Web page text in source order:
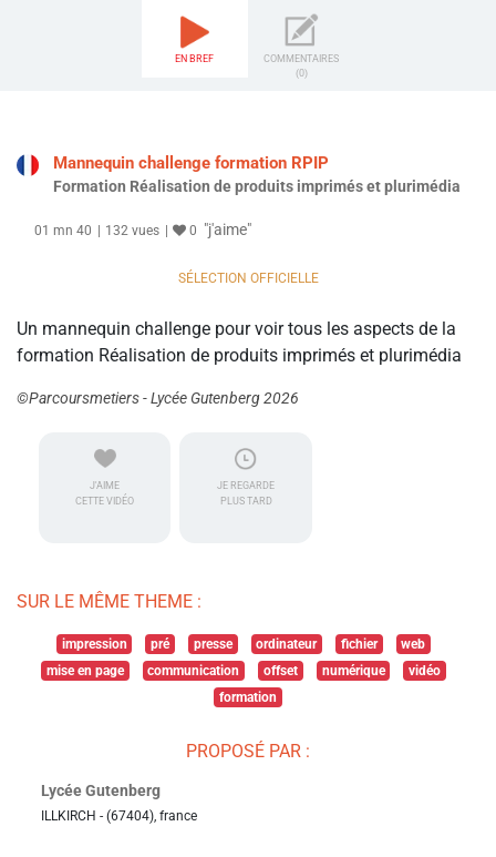
EN BREF
COMMENTAIRES
(0)
Mannequin challenge formation RPIP
Formation Réalisation de produits imprimés et plurimédia
01 mn 40 132 vues 0 "j'aime"
SÉLECTION OFFICIELLE
Un mannequin challenge pour voir tous les aspects de la
formation Réalisation de produits imprimés et plurimédia
©Parcoursmetiers - Lycée Gutenberg 2026
J'AIME
CETTE VIDÉO
JE REGARDE
PLUS TARD
SUR LE MÊME THEME :
impression pré presse ordinateur fichier
web
mise en page
communication offset numérique
vidéo
formation
PROPOSÉ PAR :
Lycée Gutenberg
ILLKIRCH - (67404), france